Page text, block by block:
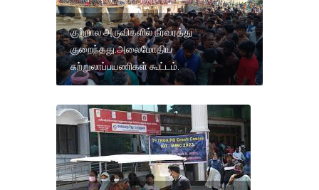
குற்றால அருவிகளில் நீர்வரத்து
குறைந்தது.அலைமோதிய
சுற்றுலாப்பயணிகள் கூட்டம்.